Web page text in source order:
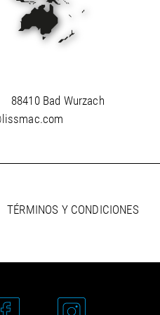
88410 Bad Wurzach
TÉRMINOS Y CONDICIONES